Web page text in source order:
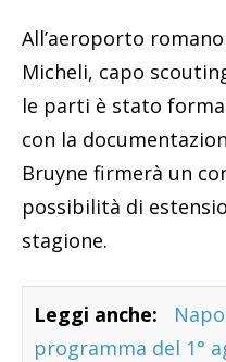
All’aeroporto
Micheli, capo
le parti è stato
con la
Bruyne firmerà un
possibilità di
stagione.
Leggi anche:
programma del 1°